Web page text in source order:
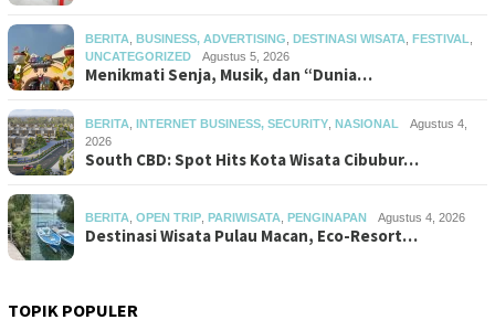
BERITA BUSINESS, ADVERTISING DESTINASI WISATA FESTIVAL
UNCATEGORIZED
Agustus 5, 2026
Menikmati Senja, Musik, dan “Dunia…
BERITA INTERNET BUSINESS, SECURITY NASIONAL
Agustus 4,
2026
South CBD: Spot Hits Kota Wisata Cibubur…
BERITA OPEN TRIP PARIWISATA PENGINAPAN Agustus 4, 2026
Destinasi Wisata Pulau Macan, Eco-Resort…
TOPIK POPULER